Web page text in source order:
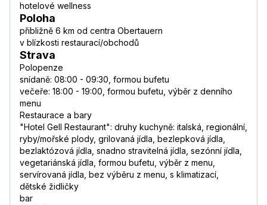
hotelové wellness
Poloha
přibližně 6 km od centra Obertauern
v blízkosti restaurací/obchodů
Strava
Polopenze
snídaně: 08:00 - 09:30, formou bufetu
večeře: 18:00 - 19:00, formou bufetu, výběr z denního
menu
Restaurace a bary
"Hotel Gell Restaurant": druhy kuchyně: italská, regionální,
ryby/mořské plody, grilovaná jídla, bezlepková jídla,
bezlaktózová jídla, snadno stravitelná jídla, sezónní jídla,
vegetariánská jídla, formou bufetu, výběr z menu,
servírovaná jídla, bez výběru z menu, s klimatizací,
dětské židličky
bar